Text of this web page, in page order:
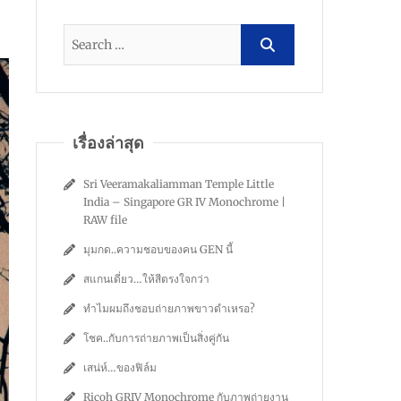
เรื่องล่าสุด
Sri Veeramakaliamman Temple Little
India – Singapore GR IV Monochrome |
RAW file
มุมกด..ความชอบของคน GEN นี้
สแกนเดี่ยว…ให้สีตรงใจกว่า
ทำไมผมถึงชอบถ่ายภาพขาวดำเหรอ?
โชค..กับการถ่ายภาพเป็นสิ่งคู่กัน
เสน่ห์…ของฟิล์ม
Ricoh GRIV Monochrome กับภาพถ่ายงาน